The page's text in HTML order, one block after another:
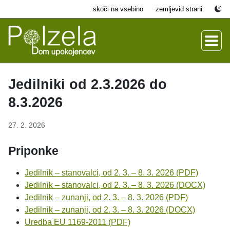
skoči na vsebino zemljevid strani
Jedilniki od 2.3.2026 do
8.3.2026
27. 2. 2026
Priponke
Jedilnik – stanovalci, od 2. 3. – 8. 3. 2026 (PDF)
Jedilnik – stanovalci, od 2. 3. – 8. 3. 2026 (DOCX)
Jedilnik – zunanji, od 2. 3. – 8. 3. 2026 (PDF)
Jedilnik – zunanji, od 2. 3. – 8. 3. 2026 (DOCX)
Uredba EU 1169-2011 (PDF)